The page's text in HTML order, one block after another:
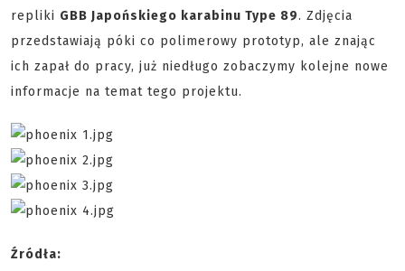
repliki GBB Japońskiego karabinu Type 89. Zdjęcia
przedstawiają póki co polimerowy prototyp, ale znając
ich zapał do pracy, już niedługo zobaczymy kolejne nowe
informacje na temat tego projektu.
Źródła: